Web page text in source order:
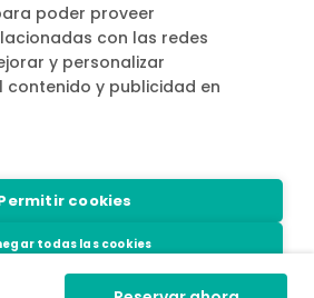
poder proveer
con las redes
y personalizar
y publicidad en
cookies
todas las cookies
de cookies
voluntario de responsabilidad civil del
PLACE4PLAN, S.L. con AXA SEGUROS
y Reaseguros, siempre que conste
con mínimo 2 horas de antelación.